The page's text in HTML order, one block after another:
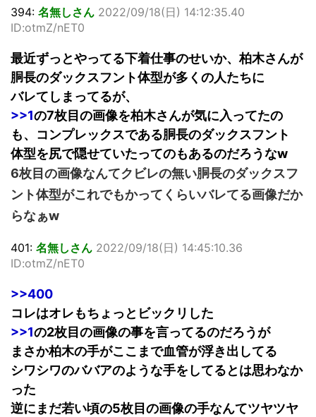
394: 名無しさん 2022/09/18(日) 14:12:35.40
ID:otmZ/nET0
最近ずっとやってる下着仕事のせいか、柏木さんが
胴長のダックスフント体型が多くの人たちに
バレてしまってるが、
>>1の7枚目の画像を柏木さんが気に入ってたの
も、コンプレックスである胴長のダックスフント
体型を尻で隠せていたってのもあるのだろうなw
6枚目の画像なんてクビレの無い胴長のダックスフ
ント体型がこれでもかってくらいバレてる画像だか
らなぁw
401: 名無しさん 2022/09/18(日) 14:45:10.36
ID:otmZ/nET0
>>400
コレはオレもちょっとビックリした
>>1の2枚目の画像の事を言ってるのだろうが
まさか柏木の手がここまで血管が浮き出してる
シワシワのババアのような手をしてるとは思わなか
った
逆にまだ若い頃の5枚目の画像の手なんてツヤツヤ